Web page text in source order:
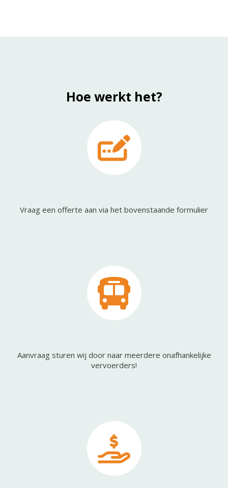
Hoe werkt het?
Vraag een offerte aan via het bovenstaande formulier
Aanvraag sturen wij door naar meerdere onafhankelijke
vervoerders!